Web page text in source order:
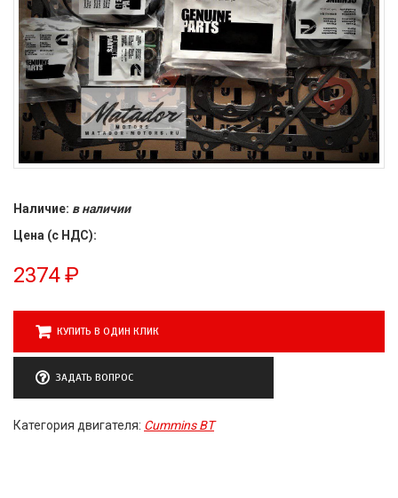
Наличие: в наличии
Цена (с НДС):
2374₽
КУПИТЬ В ОДИН КЛИК
ЗАДАТЬ ВОПРОС
Категория двигателя: Cummins BT